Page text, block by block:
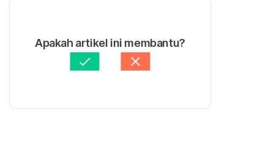
Apakah artikel ini membantu?